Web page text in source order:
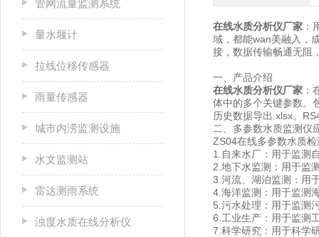
管网流量监测系统
量水堰计
拉线位移传感器
雨量传感器
城市内涝监测设施
水文监测站
雷达测雨系统
浊度水质在线分析仪
在线水质分析仪厂家 ：
域，都能wan美融入，
接，数据传输畅通无阻
一、产品介绍
在线水质分析仪厂家 ：
体中的多个关键参数。
历史数据导出.xlsx。
二、多参数水质监测仪
ZS04在线多参数水质
1.自来水厂：用于监测
2.地下水监测：用于监
3.河流、湖泊监测：用
4.海洋监测：用于监测
5.污水处理：用于监测
6.工业生产：用于监测
7.科学研究：用于科学